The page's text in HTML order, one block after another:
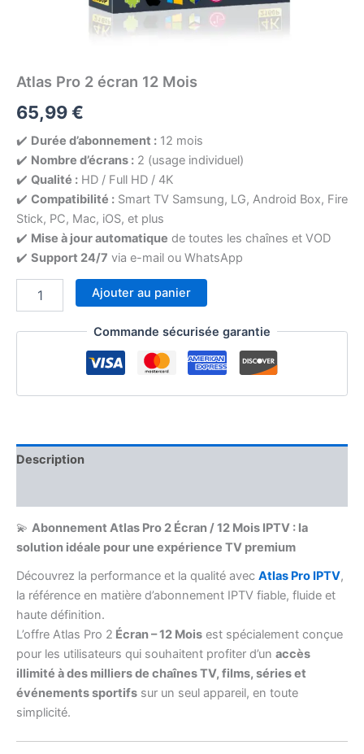
Atlas Pro 2 écran 12 Mois
65,99€
✔️ Durée d’abonnement : 12 mois
✔️ Nombre d’écrans : 2 (usage individuel)
✔️ Qualité : HD / Full HD / 4K
✔️ Compatibilité : Smart TV Samsung, LG, Android Box, Fire
Stick, PC, Mac, iOS, et plus
✔️ Mise à jour automatique de toutes les chaînes et VOD
✔️ Support 24/7 via e-mail ou WhatsApp
Ajouter au panier
Commande sécurisée garantie
Description
💫 Abonnement Atlas Pro 2 Écran / 12 Mois IPTV : la
solution idéale pour une expérience TV premium
Découvrez la performance et la qualité avec Atlas Pro IPTV,
la référence en matière d’abonnement IPTV fiable, fluide et
haute définition.
L’offre Atlas Pro 2 Écran – 12 Mois est spécialement conçue
pour les utilisateurs qui souhaitent profiter d’un accès
illimité à des milliers de chaînes TV, films, séries et
événements sportifs sur un seul appareil, en toute
simplicité.